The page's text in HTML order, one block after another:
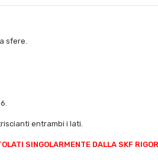
sfere.
entrambi i lati.
SINGOLARMENTE DALLA SKF